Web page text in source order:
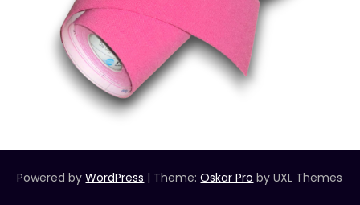
Powered byWordPress | Theme:Oskar Pro by UXL Themes